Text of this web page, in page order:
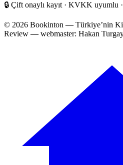
🔒 Çift onaylı kayıt · KVKK uyumlu ·
© 2026 Bookinton — Türkiye’nin
Review — webmaster: Hakan